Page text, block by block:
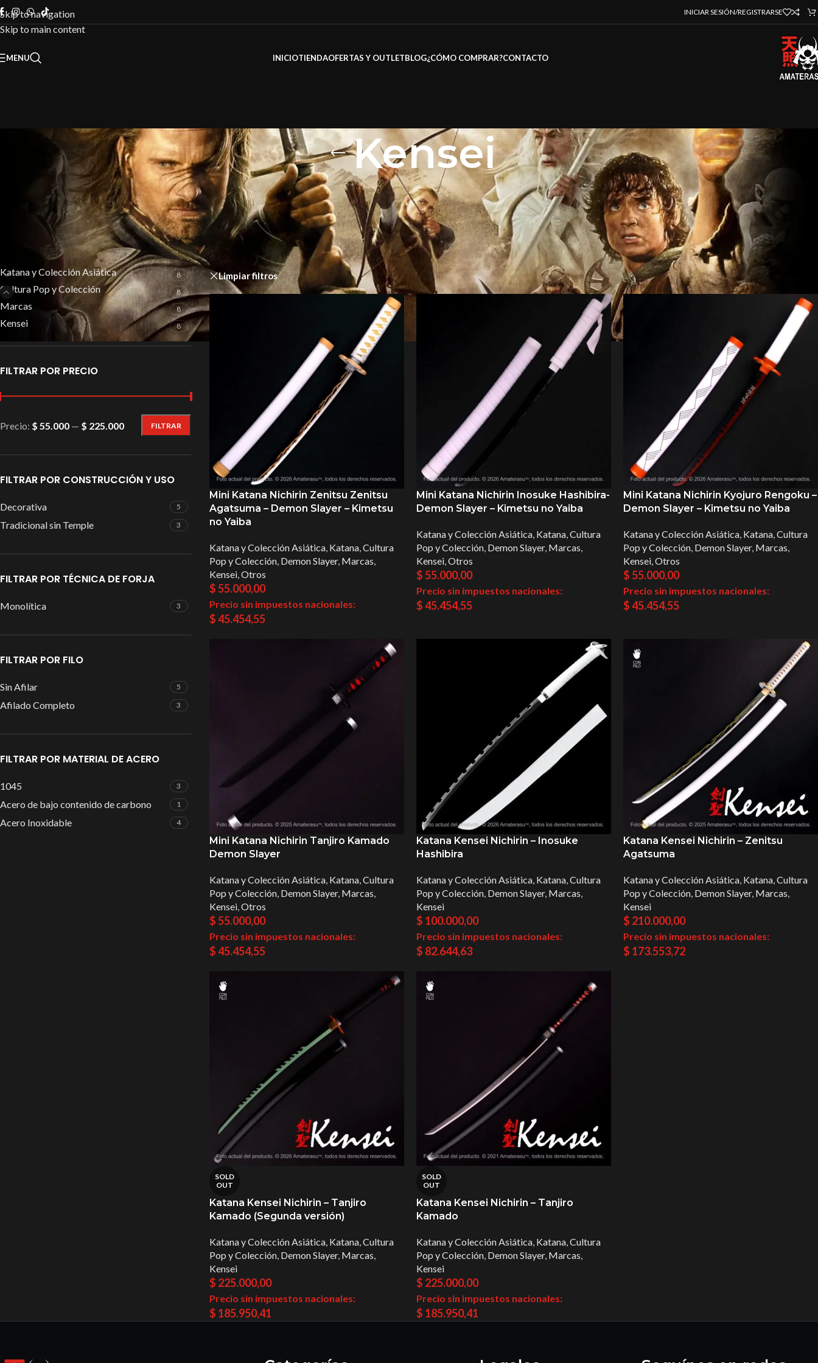
Skip to navigation
Skip to main content
INICIAR SESIÓN/REGISTRARSE
MENU INICIOTIENDAOFERTAS Y OUTLETBLOG¿CÓMO COMPRAR?CONTACTO
Kensei
FILTRAR POR CATEGORÍA
Katana y Colección Asiática 8
Cultura Pop y Colección 8
Marcas 8
Kensei 8
FILTRAR POR PRECIO
FILTRAR
Precio: $ 55.000 — $ 225.000
FILTRAR POR CONSTRUCCIÓN Y USO
Decorativa 5
Tradicional sin Temple 3
FILTRAR POR TÉCNICA DE FORJA
Monolítica 3
FILTRAR POR FILO
Sin Afilar 5
Afilado Completo 3
FILTRAR POR MATERIAL DE ACERO
1045 3
Acero de bajo contenido de carbono 1
Acero Inoxidable 4
Licencias Oficiales y Marcas/ Marcas/ Kensei Mostrar 9 12 18 24
Limpiar filtros Demon Slayer
Mini Katana Nichirin Zenitsu Zenitsu
Agatsuma – Demon Slayer – Kimetsu
no Yaiba
Katana y Colección Asiática, Katana,Cultura
Pop y Colección, Demon Slayer, Marcas,
Kensei,Otros
$55.000,00
Precio sin impuestos nacionales:
$45.454,55
Mini Katana Nichirin Inosuke Hashibira-
Demon Slayer – Kimetsu no Yaiba
Katana y Colección Asiática, Katana,Cultura
Pop y Colección, Demon Slayer, Marcas,
Kensei,Otros
$55.000,00
Precio sin impuestos nacionales:
$45.454,55
Mini Katana Nichirin Kyojuro Rengoku –
Demon Slayer – Kimetsu no Yaiba
Katana y Colección Asiática, Katana,Cultura
Pop y Colección, Demon Slayer, Marcas,
Kensei,Otros
$55.000,00
Precio sin impuestos nacionales:
$45.454,55
Mini Katana Nichirin Tanjiro Kamado
Demon Slayer
Katana y Colección Asiática, Katana, Cultura
Pop y Colección, Demon Slayer, Marcas
Kensei, Otros
$55.000,00
Precio sin impuestos nacionales:
$45.454,55
Katana Kensei Nichirin – Inosuke
Hashibira
Katana y Colección Asiática, Katana, Cultura
Pop y Colección, Demon Slayer, Marcas
Kensei
$ 100.000,00
Precio sin impuestos nacionales:
$ 82.644,63
Katana Kensei Nichirin – Zenitsu
Agatsuma
Katana y Colección Asiática, Katana, Cultura
Pop y Colección, Demon Slayer, Marcas
Kensei
$ 210.000,00
Precio sin impuestos nacionales:
$ 173.553,72
SOLD
OUT
Katana Kensei Nichirin – Tanjiro
Kamado (Segunda versión)
Katana y Colección Asiática, Katana, Cultura
Pop y Colección, Demon Slayer, Marcas
Kensei
$ 225.000,00
Precio sin impuestos nacionales:
$ 185.950,41
SOLD
OUT
Katana Kensei Nichirin – Tanjiro
Kamado
Katana y Colección Asiática, Katana, Cultura
Pop y Colección, Demon Slayer, Marcas
Kensei
$ 225.000,00
Precio sin impuestos nacionales:
$ 185.950,41